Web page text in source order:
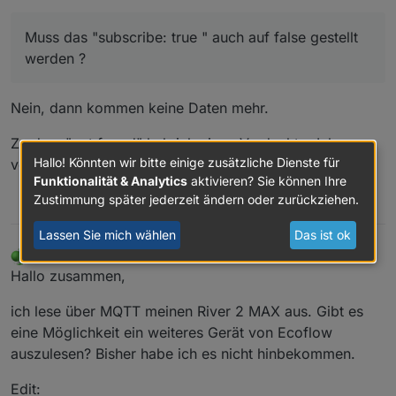
Muss das "subscribe: true " auch auf false gestellt
werden ?
Nein, dann kommen keine Daten mehr.
Zu dem "not found" hab ich einen Verdacht... Ich
versuche es beim nächsten Update abzufangen
0
Offline zuletzt editiert von planetkeane8. Sept. 2023, 13:36
Hallo zusammen,
ich lese über MQTT meinen River 2 MAX aus. Gibt es
eine Möglichkeit ein weiteres Gerät von Ecoflow
auszulesen? Bisher habe ich es nicht hinbekommen.
Edit:
Hallo! Könnten wir bitte einige zusätzliche Dienste für
Funktionalität & Analytics aktivieren? Sie können Ihre
Zustimmung später jederzeit ändern oder zurückziehen.
Lassen Sie mich wählen Das ist ok